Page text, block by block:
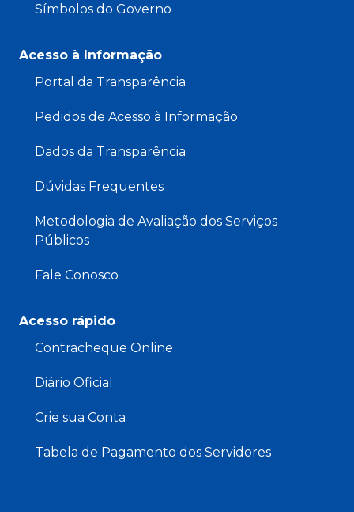
Símbolos do Governo
Acesso à Informação
Portal da Transparência
Pedidos de Acesso à Informação
Dados da Transparência
Dúvidas Frequentes
Metodologia de Avaliação dos Serviços
Públicos
Fale Conosco
Acesso rápido
Contracheque Online
Diário Oficial
Crie sua Conta
Tabela de Pagamento dos Servidores